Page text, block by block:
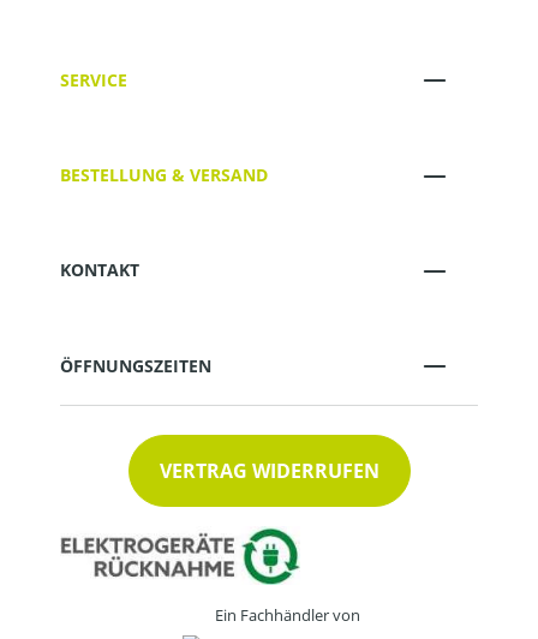
SERVICE
BESTELLUNG & VERSAND
KONTAKT
ÖFFNUNGSZEITEN
VERTRAG WIDERRUFEN
Ein Fachhändler von